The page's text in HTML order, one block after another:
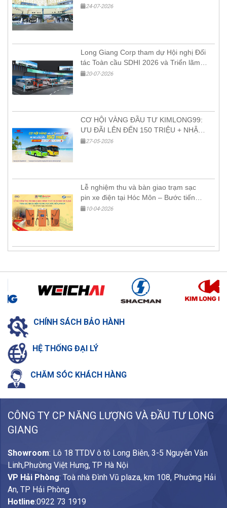
ĐẦU TIÊN VÀO VIỆT NAM TẠI HỘI
24-07-2026
Long Giang Corp tham dự Hội nghị Đối
tác Toàn cầu SDHI 2026 và Triển lãm
Sản phẩm Xanh – Thông minh tại VEC
20-07-2026
CƠ HỘI VÀNG ĐẦU TƯ KIMLONG99:
ƯU ĐÃI LÊN ĐẾN 150 TRIỆU + NHẬN
XE KIMLONGX9 HOẶC KIMAN9
27-05-2026
Lễ nghiệm thu và bàn giao trạm sạc
pin xe điện tại Hóc Môn – Bước tiến
mới cho hạ tầng giao thông xanh
10-04-2026
CHÍNH SÁCH BẢO HÀNH
HỆ THỐNG ĐẠI LÝ
CHĂM SÓC KHÁCH HÀNG
CÔNG TY CP NĂNG LƯỢNG VÀ ĐẦU TƯ LONG
GIANG
Showroom: Lô 18 TTDV ô tô Long Biên, 3-5 Nguyễn Văn
Linh,Phường Việt Hưng, TP Hà Nội
VP Hải Phòng: Toà nhà Đình Vũ plaza, km 108, Phường Hải
An, TP Hải Phòng
Hotline:0922 73 1919